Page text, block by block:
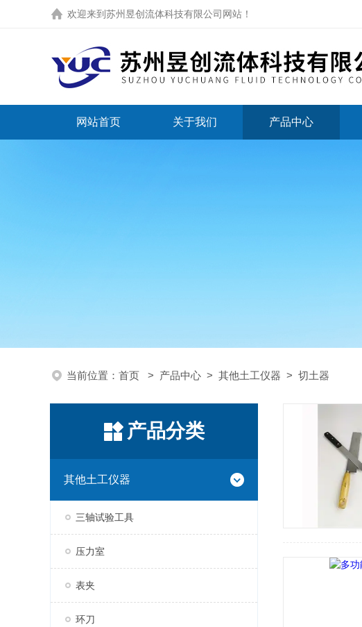
欢迎来到 苏州昱创流体科技有限公司网站 ！
网站首页 关于我们 产品中心
当前位置： 首页 > 产品中心 > 其他土工仪器 > 切土器
产品分类
其他土工仪器
三轴试验工具
压力室
表夹
环刀